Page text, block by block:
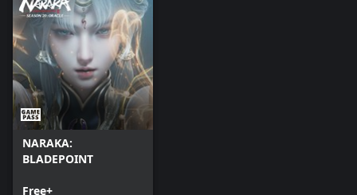
NARAKA:
BLADEPOINT
Free+